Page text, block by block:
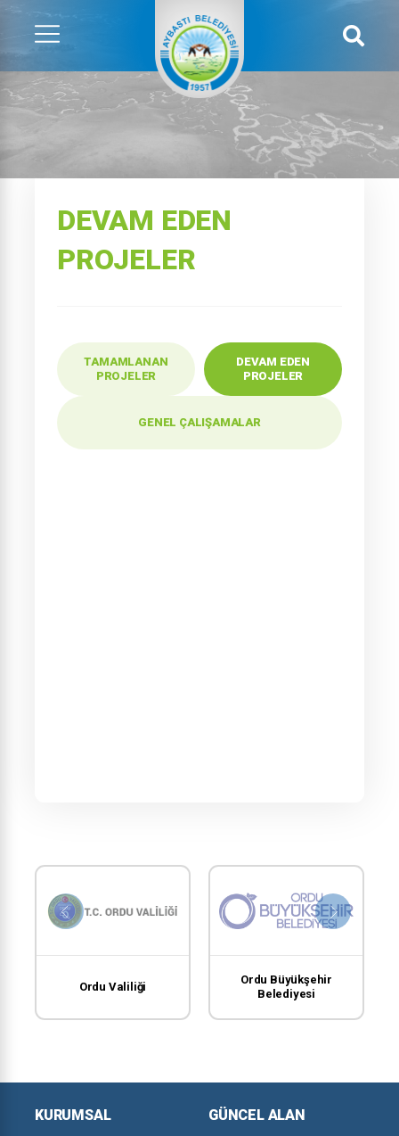
DEVAM EDEN
PROJELER
TAMAMLANAN
PROJELER
DEVAM EDEN
PROJELER
GENEL ÇALIŞAMALAR
Ordu Valiliği
Ordu Büyükşehir
Belediyesi
KURUMSAL GÜNCEL ALAN